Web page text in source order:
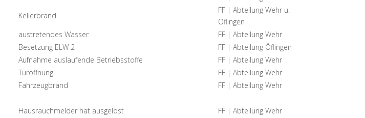
Kellerbrand
FF | Abteilung Wehr u.
Öflingen
austretendes Wasser
FF | Abteilung Wehr
Besetzung ELW 2
FF | Abteilung Öflingen
Aufnahme auslaufende Betriebsstoffe
FF | Abteilung Wehr
Türöffnung
FF | Abteilung Wehr
Fahrzeugbrand
FF | Abteilung Wehr
Hausrauchmelder hat ausgelöst
FF | Abteilung Wehr